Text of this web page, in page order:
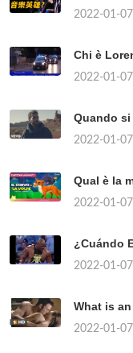
2022-01-07
Chi è
2022-01-07
Quando
2022-01-07
Qual è la
2022-01-07
¿Cuándo
2022-01-07
What is
2022-01-07